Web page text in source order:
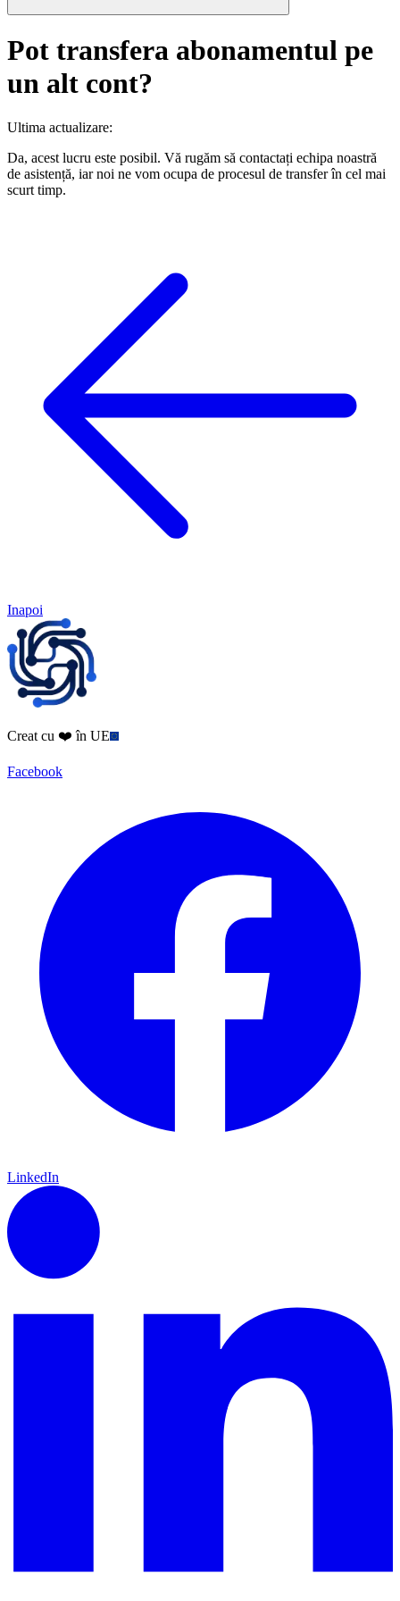
Pot transfera abonamentul pe
un alt cont?
Ultima actualizare:
Da, acest lucru este posibil. Vă rugăm să contactați echipa noastră
de asistență, iar noi ne vom ocupa de procesul de transfer în cel mai
scurt timp.
Inapoi
Creat cu ❤️ în UE
Facebook
LinkedIn